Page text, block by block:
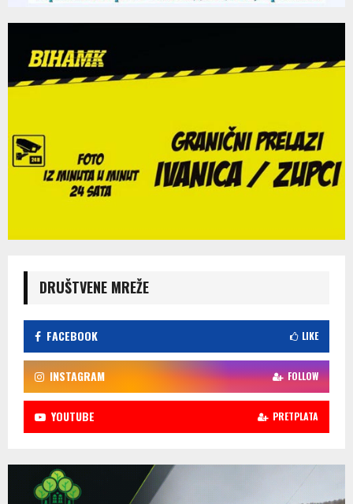
DRUŠTVENE MREŽE
FACEBOOK LIKE
INSTAGRAM FOLLOW
YOUTUBE PRETPLATA